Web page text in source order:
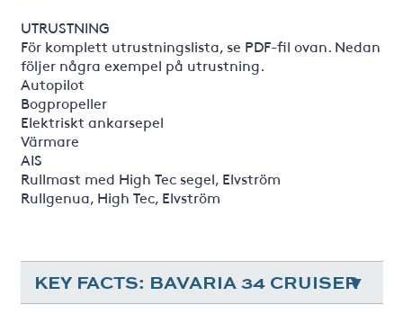
UTRUSTNING
För komplett utrustningslista, se PDF-fil ovan. Nedan
följer några exempel på utrustning.
Autopilot
Bogpropeller
Elektriskt ankarsepel
Värmare
AIS
Rullmast med High Tec segel, Elvström
Rullgenua, High Tec, Elvström
KEY FACTS: BAVARIA 34 CRUISER